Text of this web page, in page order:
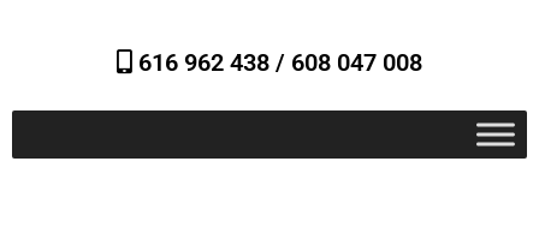
616 962 438 / 608 047 008